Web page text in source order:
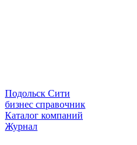
Подольск Сити
бизнес справочник
Каталог компаний
Журнал